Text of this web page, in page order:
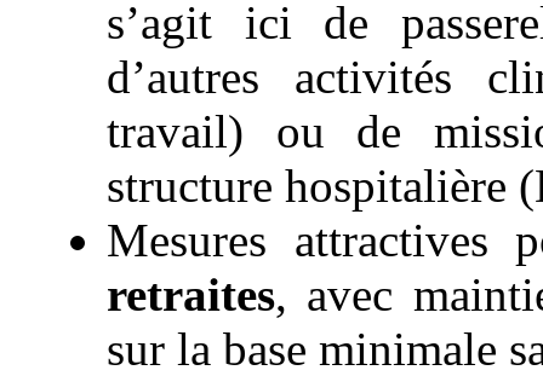
s’agit ici de
d’autres activités
travail) ou de
structure hospitalière
Mesures attractives
retraites, avec
sur la base minimale